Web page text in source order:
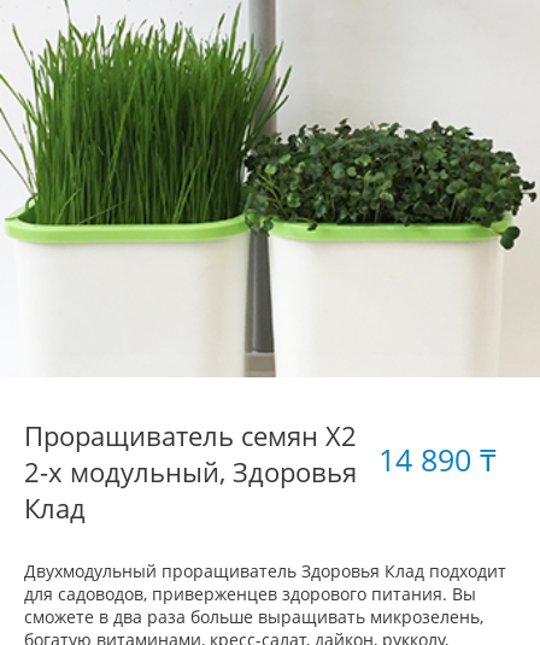
Проращиватель семян X2
2-х модульный, Здоровья
Клад
14 890 ₸
Двухмодульный проращиватель Здоровья Клад подходит
для садоводов, приверженцев здорового питания. Вы
сможете в два раза больше выращивать микрозелень,
богатую витаминами, кресс-салат, дайкон, рукколу,